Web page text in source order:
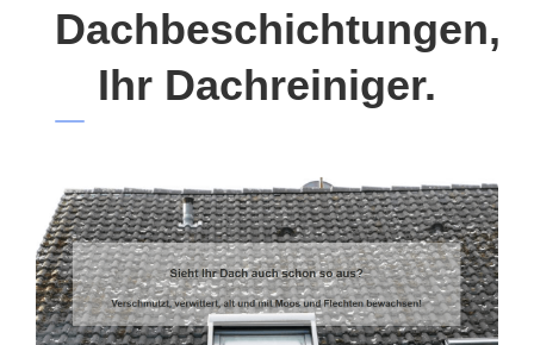
Dachbeschichtungen,
Ihr Dachreiniger.